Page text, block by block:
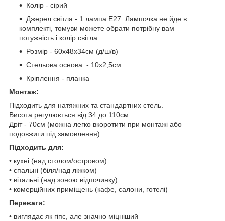
Колір - сірий
Джерел світла - 1 лампа E27. Лампочка не йде в
комплекті, томуви можете обрати потрібну вам
потужність і колір світла
Розмір - 60х48х34см (д/ш/в)
Стельова основа - 10х2,5см
Кріплення - планка
Монтаж:
Підходить для натяжних та стандартних стель.
Висота регулюється від 34 до 110см
Дріт - 70см (можна легко вкоротити при монтажі або
подовжити під замовлення)
Підходить для:
• кухні (над столом/островом)
• спальні (біля/над ліжком)
• вітальні (над зоною відпочинку)
• комерційних приміщень (кафе, салони, готелі)
Переваги:
• виглядає як гіпс, але значно міцніший